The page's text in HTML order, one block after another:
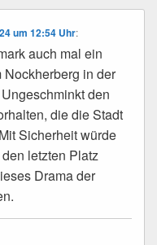
um 12:54 Uhr:
auch mal ein
in der
den
die die Stadt
Sicherheit würde
letzten Platz
Drama der